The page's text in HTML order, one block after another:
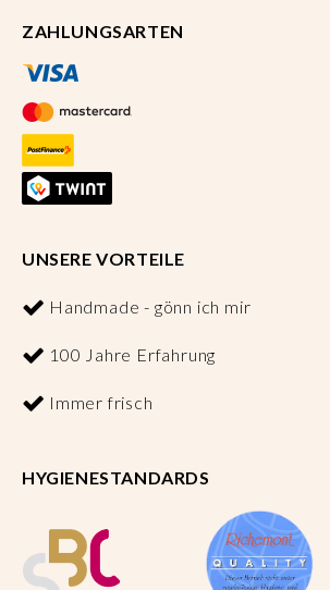
ZAHLUNGSARTEN
UNSERE VORTEILE
Handmade - gönn ich mir
100 Jahre Erfahrung
Immer frisch
HYGIENESTANDARDS